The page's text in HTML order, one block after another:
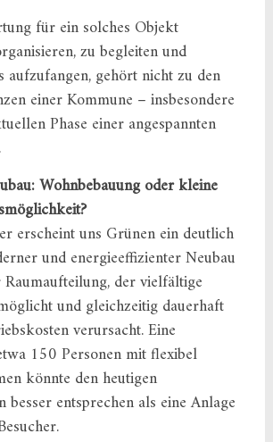
für ein solches Objekt
zu begleiten und
aufzufangen, gehört nicht zu den
einer Kommune – insbesondere
Phase einer angespannten
Wohnbebauung oder kleine
erscheint uns Grünen ein deutlich
und energieeffizienter Neubau
der vielfältige
und gleichzeitig dauerhaft
verursacht. Eine
150 Personen mit flexibel
könnte den heutigen
entsprechen als eine Anlage